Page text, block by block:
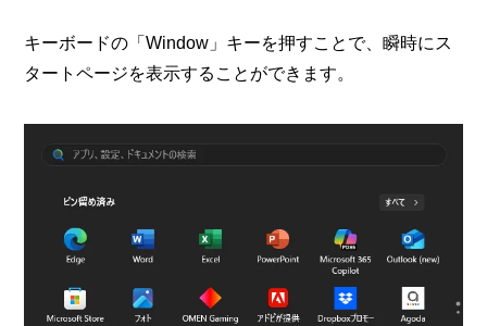
キーボードの「Window」キーを押すことで、瞬時にス
タートページを表示することができます。